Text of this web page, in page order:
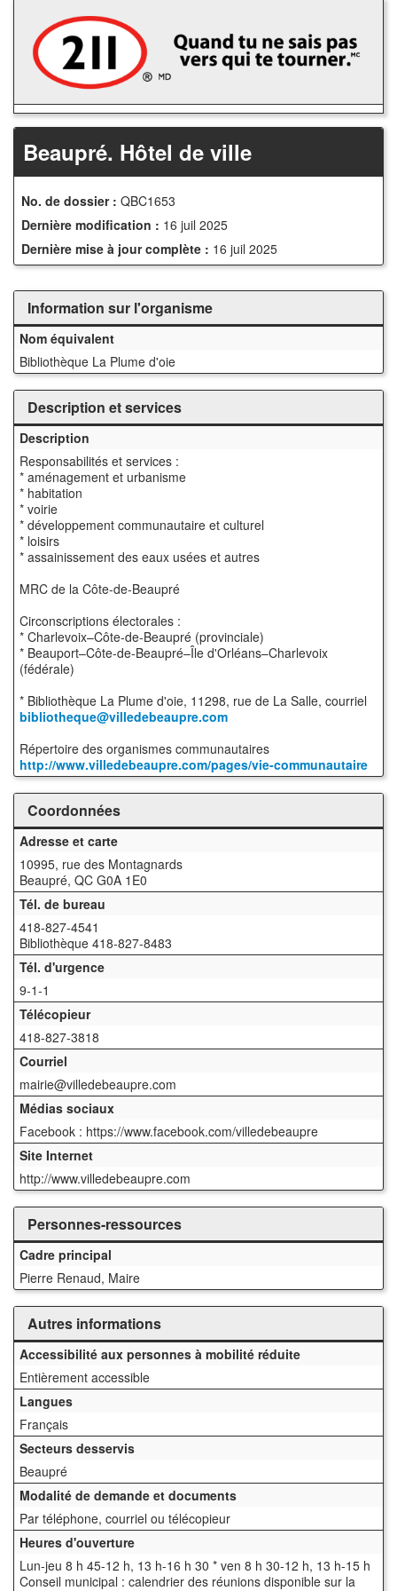
contenu
principal
Beaupré. Hôtel de ville
No. de dossier : QBC1653
Dernière modification : 16 juil 2025
Dernière mise à jour complète : 16 juil 2025
Information sur l'organisme
Nom équivalent
Bibliothèque La Plume d'oie
Description et services
Description
Responsabilités et services :
* aménagement et urbanisme
* habitation
* voirie
* développement communautaire et culturel
* loisirs
* assainissement des eaux usées et autres
MRC de la Côte-de-Beaupré
Circonscriptions électorales :
* Charlevoix–Côte-de-Beaupré (provinciale)
* Beauport–Côte-de-Beaupré–Île d'Orléans–Charlevoix
(fédérale)
* Bibliothèque La Plume d'oie, 11298, rue de La Salle, courriel
bibliotheque@villedebeaupre.com
Répertoire des organismes communautaires
http://www.villedebeaupre.com/pages/vie-communautaire
Coordonnées
Adresse et carte
10995, rue des Montagnards
Beaupré, QC G0A 1E0
Tél. de bureau
418-827-4541
Bibliothèque 418-827-8483
Tél. d'urgence
9-1-1
Télécopieur
418-827-3818
Courriel
mairie@villedebeaupre.com
Médias sociaux
Facebook : https://www.facebook.com/villedebeaupre
Site Internet
http://www.villedebeaupre.com
Personnes-ressources
Cadre principal
Pierre Renaud, Maire
Autres informations
Accessibilité aux personnes à mobilité réduite
Entièrement accessible
Langues
Français
Secteurs desservis
Beaupré
Modalité de demande et documents
Par téléphone, courriel ou télécopieur
Heures d'ouverture
Lun-jeu 8 h 45-12 h, 13 h-16 h 30 * ven 8 h 30-12 h, 13 h-15 h
Conseil municipal : calendrier des réunions disponible sur la